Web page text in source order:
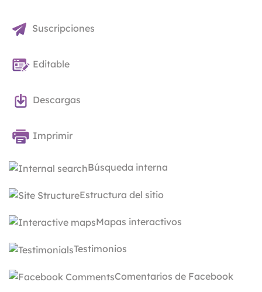
Suscripciones
Editable
Descargas
Imprimir
Búsqueda interna
Estructura del sitio
Mapas interactivos
Testimonios
Comentarios de Facebook